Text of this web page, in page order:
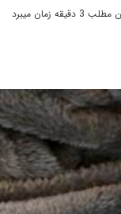
زمان میبرد